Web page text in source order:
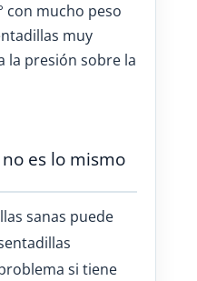
con mucho peso
muy
la presión sobre la
es lo mismo
sanas puede
si tiene